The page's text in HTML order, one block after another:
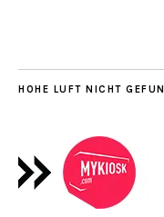
HOHE LUFT NICHT